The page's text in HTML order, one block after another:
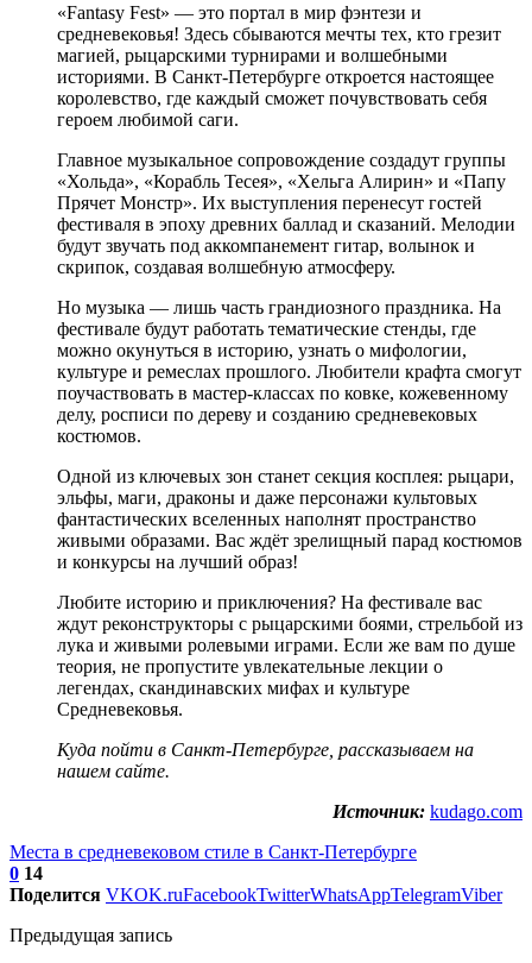
«Fantasy Fest» — это портал в мир фэнтези и
средневековья! Здесь сбываются мечты тех, кто грезит
магией, рыцарскими турнирами и волшебными
историями. В Санкт-Петербурге откроется настоящее
королевство, где каждый сможет почувствовать себя
героем любимой саги.
Главное музыкальное сопровождение создадут группы
«Хольда», «Корабль Тесея», «Хельга Алирин» и «Папу
Прячет Монстр». Их выступления перенесут гостей
фестиваля в эпоху древних баллад и сказаний. Мелодии
будут звучать под аккомпанемент гитар, волынок и
скрипок, создавая волшебную атмосферу.
Но музыка — лишь часть грандиозного праздника. На
фестивале будут работать тематические стенды, где
можно окунуться в историю, узнать о мифологии,
культуре и ремеслах прошлого. Любители крафта смогут
поучаствовать в мастер-классах по ковке, кожевенному
делу, росписи по дереву и созданию средневековых
костюмов.
Одной из ключевых зон станет секция косплея: рыцари,
эльфы, маги, драконы и даже персонажи культовых
фантастических вселенных наполнят пространство
живыми образами. Вас ждёт зрелищный парад костюмов
и конкурсы на лучший образ!
Любите историю и приключения? На фестивале вас
ждут реконструкторы с рыцарскими боями, стрельбой из
лука и живыми ролевыми играми. Если же вам по душе
теория, не пропустите увлекательные лекции о
легендах, скандинавских мифах и культуре
Средневековья.
Куда пойти в Санкт-Петербурге , рассказываем на
нашем сайте.
Источник: kudago.com
Места в средневековом стиле в Санкт-Петербурге
0 14
Поделится VKOK.ruFacebookTwitterWhatsAppTelegramViber
Предыдущая запись